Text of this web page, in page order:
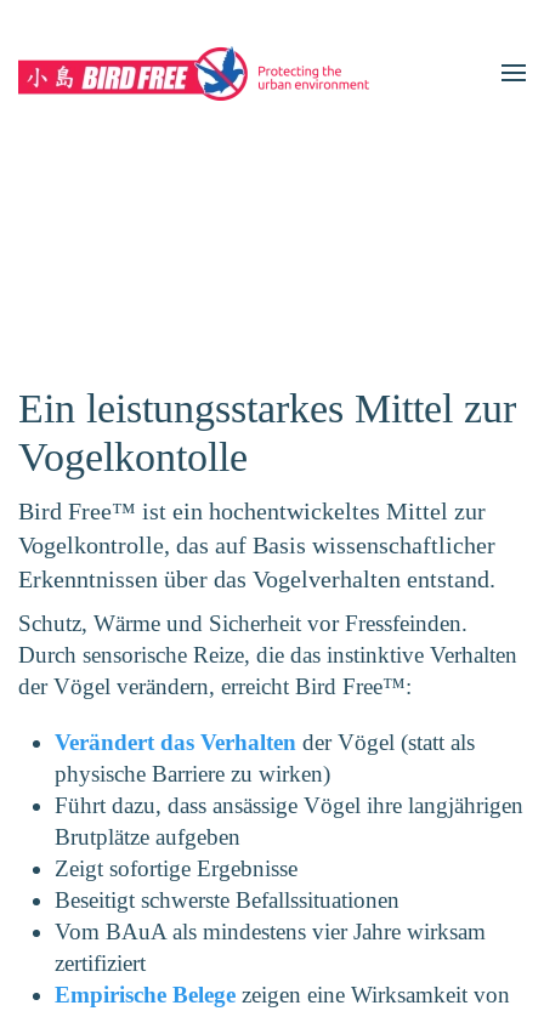
Zum Hauptinhalt springen
Ein leistungsstarkes Mittel zur
Vogelkontolle
Bird Free™ ist ein hochentwickeltes Mittel zur
Vogelkontrolle, das auf Basis wissenschaftlicher
Erkenntnissen über das Vogelverhalten entstand.
Schutz, Wärme und Sicherheit vor Fressfeinden.
Durch sensorische Reize, die das instinktive Verhalten
der Vögel verändern, erreicht Bird Free™:
Verändert das Verhalten der Vögel (statt als
physische Barriere zu wirken)
Führt dazu, dass ansässige Vögel ihre langjährigen
Brutplätze aufgeben
Zeigt sofortige Ergebnisse
Beseitigt schwerste Befallssituationen
Vom BAuA als mindestens vier Jahre wirksam
zertifiziert
Empirische Belege zeigen eine Wirksamkeit von